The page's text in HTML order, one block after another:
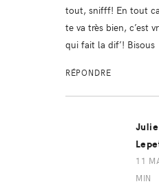
tout, snifff! En tout
te va très bien, c’est
qui fait la dif’! Bisous
RÉPONDRE
Julie
11
MIN